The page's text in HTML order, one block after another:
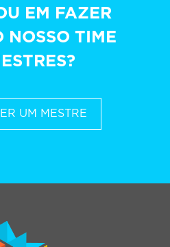
EM FAZER
NOSSO TIME
UM MESTRE